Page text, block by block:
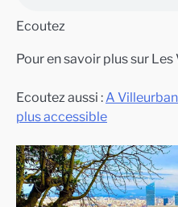
Ecoutez
Pour en savoir plus sur Les
Ecoutez aussi :A
plus accessible